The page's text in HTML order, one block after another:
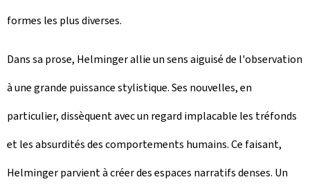
formes les plus diverses.
Dans sa prose, Helminger allie un sens aiguisé de l'observation
à une grande puissance stylistique. Ses nouvelles, en
particulier, dissèquent avec un regard implacable les tréfonds
et les absurdités des comportements humains. Ce faisant,
Helminger parvient à créer des espaces narratifs denses. Un